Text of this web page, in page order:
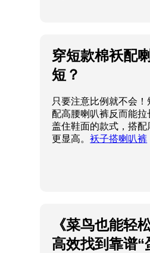
穿短款棉袄配
短？
只要注意比例就不会
配高腰喇叭裤反而能
盖住鞋面的款式，搭
更显高。袄子搭喇叭裤
《菜鸟也能轻
高效找到靠谱“